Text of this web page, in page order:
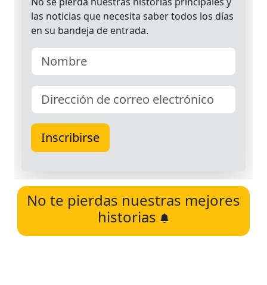
No te pierdas nuestras mejores
historias